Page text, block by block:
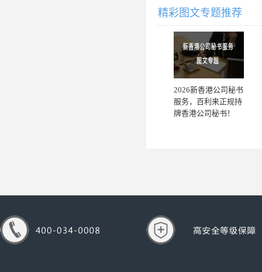
精彩图文专题推荐
2026新香港公司秘书
服务，百利来正规持
牌香港公司秘书！